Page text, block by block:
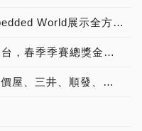
SP廣穎電通將於德國2015 Embedded World展示全方位工控系列產品
正統MOBA鉅作《獵神》席捲來台，春季季賽總獎金冠軍獨拿新台幣1000萬!!!
曜越攜手五大電腦裝機龍頭：原價屋、三井、順發、燦坤及Yahoo! 共同發表『SPM雲端智慧電源管理平台』 曜越最新五款聯名綠能電競機全貌釋出